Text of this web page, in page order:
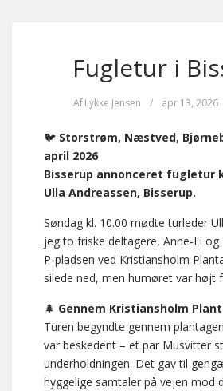
Fugletur i
AfLykke Jensen / apr 13, 2026
🐦 Storstrøm, Næstved,
april 2026
Bisserup annonceret fugletur
Ulla Andreassen, Bisserup.
Søndag kl. 10.00 mødte turleder
jeg to friske deltagere, Anne‑Li
P‑pladsen ved Kristiansholm
silede ned, men humøret var højt
🌲 Gennem Kristiansholm
Turen begyndte gennem
var beskedent – et par Musvitter
underholdningen. Det gav til
hyggelige samtaler på vejen mod